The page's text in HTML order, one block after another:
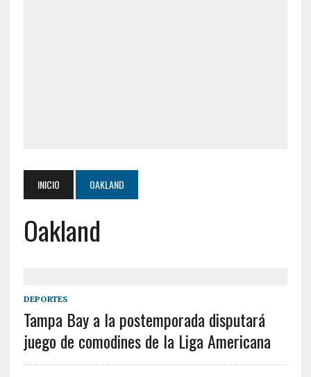
INICIO OAKLAND
Oakland
DEPORTES
Tampa Bay a la postemporada disputará
juego de comodines de la Liga Americana